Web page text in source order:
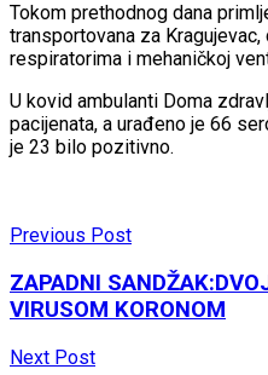
Tokom prethodnog dana
transportovana za
respiratorima i mehaničkoj
U kovid ambulanti Doma
pacijenata, a urađeno je 66
je 23 bilo pozitivno.
Previous Post
ZAPADNI
VIRUSOM KORONOM
Next Post